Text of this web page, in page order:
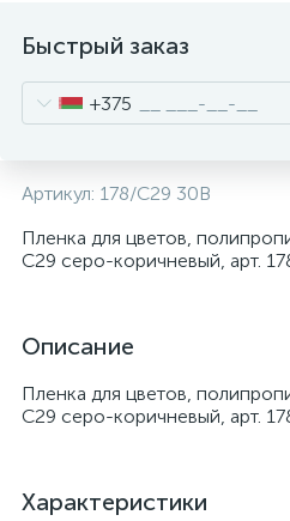
Быстрый заказ
+375
Артикул: 178/С29 30В
Пленка для цветов,
С29 серо-коричневый, арт.
Описание
Пленка для цветов,
С29 серо-коричневый, арт.
Характеристики